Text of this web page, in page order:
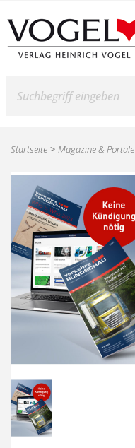
Startseite Magazine & Portale